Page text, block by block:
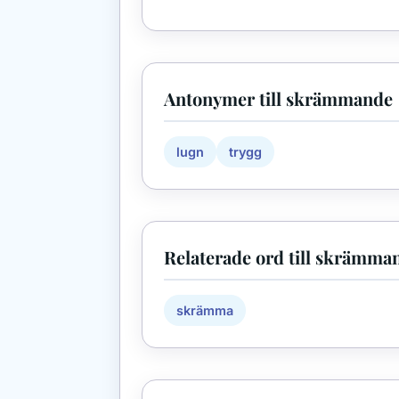
Antonymer till skrämmande
lugn trygg
Relaterade ord till
skrämma